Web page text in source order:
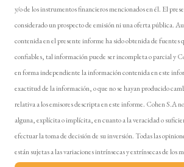
y/o de los instrumentos financieros mencionados en él. El
considerado un prospecto de emisión ni una oferta pública.
contenida en el presente informe ha sido obtenida de fuentes
confiables, tal información puede ser incompleta o parcial y
en forma independiente la información contenida en este
exactitud de la información, o que no se hayan producido
relativa a los emisores descripta en este informe. Cohen S.A
alguna, explícita o implícita, en cuanto a la veracidad o
efectuar la toma de decisión de su inversión. Todas las
están sujetas a las variaciones intrínsecas y extrínsecas de los